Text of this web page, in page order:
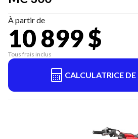
À partir de
10 899 $
Tous frais inclus
CALCULATRICE